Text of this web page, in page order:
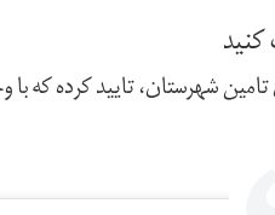
شهرستان، تایید کرده که